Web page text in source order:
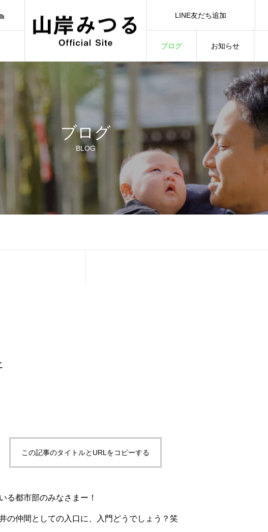
ブログ
お知らせ
LINE友だち追加
ブログ
BLOG
この記事のタイトルとURLをコピーする
る都市部のみなさまー！
の仲間としての入口に、入門どうでしょう？笑